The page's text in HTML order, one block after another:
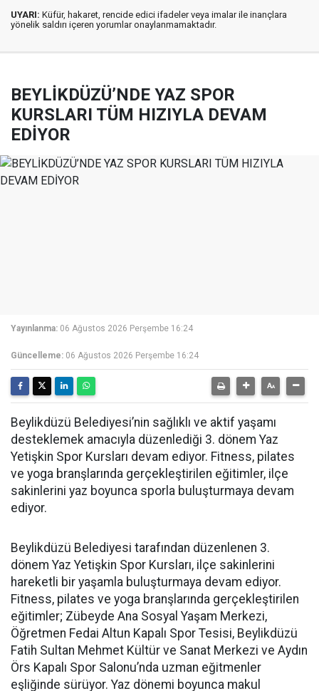
UYARI: Küfür, hakaret, rencide edici ifadeler veya imalar ile inançlara
yönelik saldırı içeren yorumlar onaylanmamaktadır.
BEYLİKDÜZÜ’NDE YAZ SPOR
KURSLARI TÜM HIZIYLA DEVAM
EDİYOR
Yayınlanma: 06 Ağustos 2026 Perşembe 16:24
Güncelleme: 06 Ağustos 2026 Perşembe 16:24
Beylikdüzü Belediyesi’nin sağlıklı ve aktif yaşamı
desteklemek amacıyla düzenlediği 3. dönem Yaz
Yetişkin Spor Kursları devam ediyor. Fitness, pilates
ve yoga branşlarında gerçekleştirilen eğitimler, ilçe
sakinlerini yaz boyunca sporla buluşturmaya devam
ediyor.
Beylikdüzü Belediyesi tarafından düzenlenen 3.
dönem Yaz Yetişkin Spor Kursları, ilçe sakinlerini
hareketli bir yaşamla buluşturmaya devam ediyor.
Fitness, pilates ve yoga branşlarında gerçekleştirilen
eğitimler; Zübeyde Ana Sosyal Yaşam Merkezi,
Öğretmen Fedai Altun Kapalı Spor Tesisi, Beylikdüzü
Fatih Sultan Mehmet Kültür ve Sanat Merkezi ve Aydın
Örs Kapalı Spor Salonu’nda uzman eğitmenler
eşliğinde sürüyor. Yaz dönemi boyunca makul